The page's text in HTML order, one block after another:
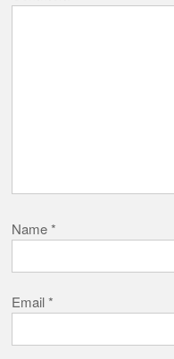
Name*
Email*